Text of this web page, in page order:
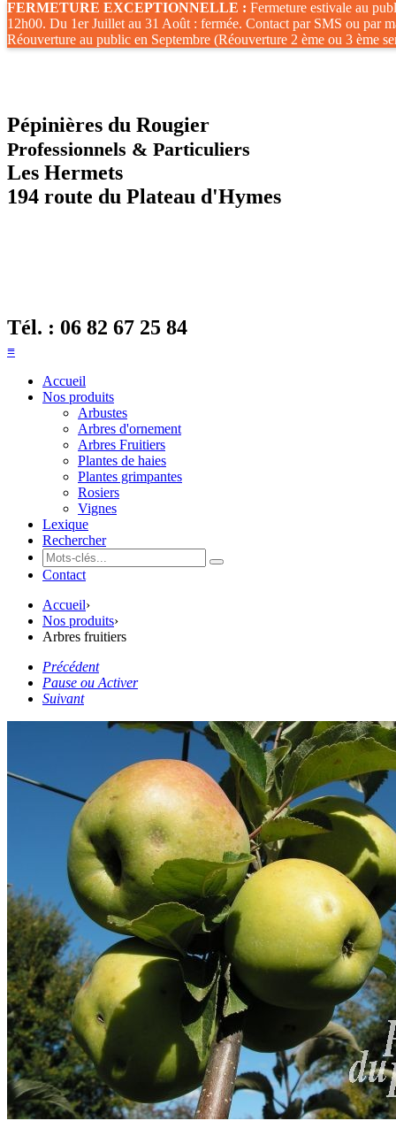
FERMETURE EXCEPTIONNELLE : Fermeture estivale au
12h00. Du 1er Juillet au 31 Août : fermée. Contact par SMS ou par
Réouverture au public en Septembre (Réouverture 2 ème ou 3 ème
Pépinières du Rougier
Professionnels & Particuliers
Les Hermets
194 route du Plateau d'Hymes
Tél. : 06 82 67 25 84
≡
Accueil
Nos produits
Arbustes
Arbres d'ornement
Arbres Fruitiers
Plantes de haies
Plantes grimpantes
Rosiers
Vignes
Lexique
Rechercher
Contact
Accueil›
Nos produits›
Arbres fruitiers
Précédent
Pause ou Activer
Suivant